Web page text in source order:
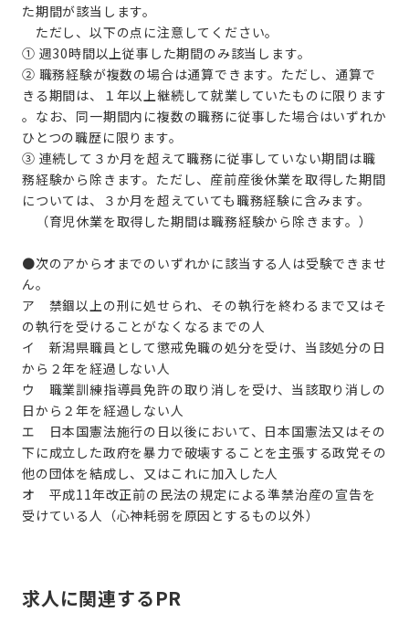
た期間が該当します。
ただし、以下の点に注意してください。
① 週30時間以上従事した期間のみ該当します。
② 職務経験が複数の場合は通算できます。ただし、通算で
きる期間は、１年以上継続して就業していたものに限ります
。なお、同一期間内に複数の職務に従事した場合はいずれか
ひとつの職歴に限ります。
③ 連続して３か月を超えて職務に従事していない期間は職
務経験から除きます。ただし、産前産後休業を取得した期間
については、３か月を超えていても職務経験に含みます。
（育児休業を取得した期間は職務経験から除きます。）
●次のアからオまでのいずれかに該当する人は受験できませ
ん。
ア 禁錮以上の刑に処せられ、その執行を終わるまで又はそ
の執行を受けることがなくなるまでの人
イ 新潟県職員として懲戒免職の処分を受け、当該処分の日
から２年を経過しない人
ウ 職業訓練指導員免許の取り消しを受け、当該取り消しの
日から２年を経過しない人
エ 日本国憲法施行の日以後において、日本国憲法又はその
下に成立した政府を暴力で破壊することを主張する政党その
他の団体を結成し、又はこれに加入した人
オ 平成11年改正前の民法の規定による準禁治産の宣告を
受けている人（心神耗弱を原因とするもの以外）
求人に関連するPR